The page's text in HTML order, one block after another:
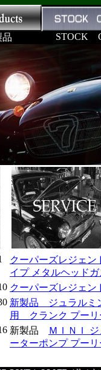
品 STOCK
クーパーズレジェ
イプ メタルヘッド
クーパーズレジェン
新製品 ジュラルミ
用 クランク プーリ
新製品
ＭＩＮＩ
ーターポンプ プーリ